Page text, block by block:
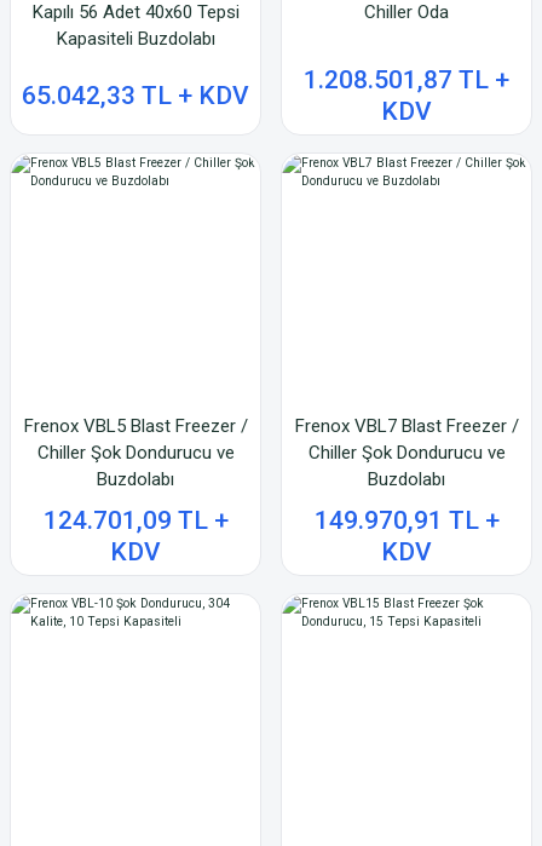
Kapılı 56 Adet 40x60 Tepsi
Kapasiteli Buzdolabı
65.042,33 TL + KDV
Chiller Oda
1.208.501,87 TL +
KDV
Frenox VBL5 Blast Freezer /
Chiller Şok Dondurucu ve
Buzdolabı
124.701,09 TL +
KDV
Frenox VBL7 Blast Freezer /
Chiller Şok Dondurucu ve
Buzdolabı
149.970,91 TL +
KDV